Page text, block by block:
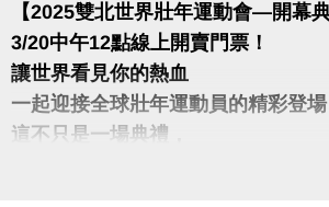
【2025雙北世界壯年運動會—開幕
3/20中午12點線上開賣門票！
讓世界看見你的熱血
一起迎接全球壯年運動員的精彩登場
這不只是一場典禮，